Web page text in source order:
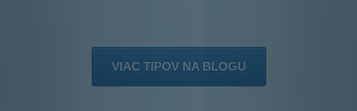
VIAC TIPOV NA BLOGU